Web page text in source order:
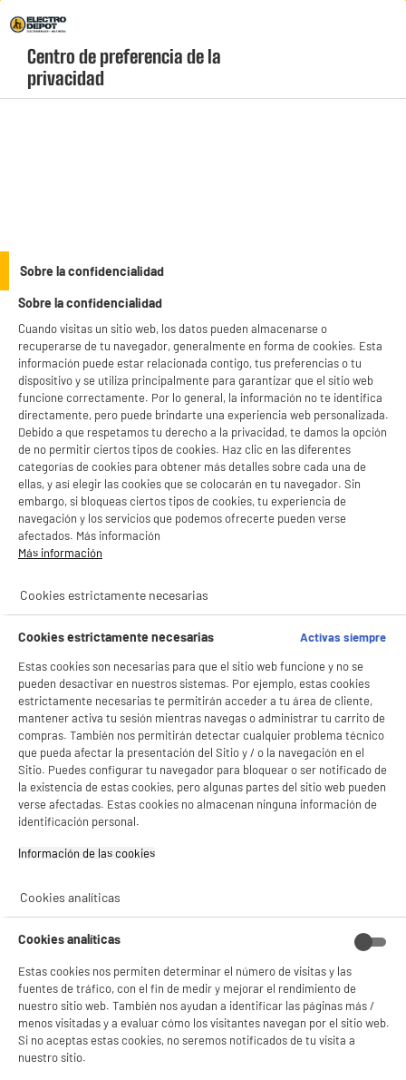
Menú
geolocation-header-icon-text
account
current-store
LEGANÉS, MADRID
productItem__availability-
change-btn
product_list_sticky_button_Filter
ADAPTADOR EUROBRIC CON 4 ENCHUFES
Tipo : Alargador
12
compare_product
Adaptador 2 tomas frontal 16a + interruptor
Tipo : Adaptador internacional
4€96
compare_product
3g 1,5
5€96
Con el fin de mejorar tu experiencia, y tras tu consentimiento, ELECTRO DEPOT
y sus socios utilizan cookies que procesan tus datos personales para:
- compartir contenido adaptado a tus preferencias
- ofrecer publicidad y comunicaciones personalizadas
- facilitar el intercambio de contenido en las redes sociales
- analizar el tráfico en nuestro sitio web Consulta la política de cookies.
Consulta la política de cookies..
Si aceptas, la experiencia será aún mejor. Si no acepta, se utilizarán cookies
estadísticas anónimas basadas en tu navegación. Puedes oponerte a su uso
gestionando sus cookies.
¡Buena visita!
Gestionar cookies
Centro de preferencia de la
privacidad
Sobre la confidencialidad
Sobre la confidencialidad
Cuando visitas un sitio web, los datos pueden almacenarse o
recuperarse de tu navegador, generalmente en forma de cookies. Esta
información puede estar relacionada contigo, tus preferencias o tu
dispositivo y se utiliza principalmente para garantizar que el sitio web
funcione correctamente. Por lo general, la información no te identifica
directamente, pero puede brindarte una experiencia web personalizada.
Debido a que respetamos tu derecho a la privacidad, te damos la opción
de no permitir ciertos tipos de cookies. Haz clic en las diferentes
categorías de cookies para obtener más detalles sobre cada una de
ellas, y así elegir las cookies que se colocarán en tu navegador. Sin
embargo, si bloqueas ciertos tipos de cookies, tu experiencia de
navegación y los servicios que podemos ofrecerte pueden verse
afectados. Más información
Más información
Cookies estrictamente necesarias
Cookies estrictamente necesarias
Activas siempre
Estas cookies son necesarias para que el sitio web funcione y no se
pueden desactivar en nuestros sistemas. Por ejemplo, estas cookies
estrictamente necesarias te permitirán acceder a tu área de cliente,
mantener activa tu sesión mientras navegas o administrar tu carrito de
compras. También nos permitirán detectar cualquier problema técnico
que pueda afectar la presentación del Sitio y / o la navegación en el
Sitio. Puedes configurar tu navegador para bloquear o ser notificado de
la existencia de estas cookies, pero algunas partes del sitio web pueden
verse afectadas. Estas cookies no almacenan ninguna información de
identificación personal.
Información de las cookies‎
Cookies analíticas
Cookies analíticas
Estas cookies nos permiten determinar el número de visitas y las
fuentes de tráfico, con el fin de medir y mejorar el rendimiento de
nuestro sitio web. También nos ayudan a identificar las páginas más /
menos visitadas y a evaluar cómo los visitantes navegan por el sitio web.
Si no aceptas estas cookies, no seremos notificados de tu visita a
nuestro sitio.